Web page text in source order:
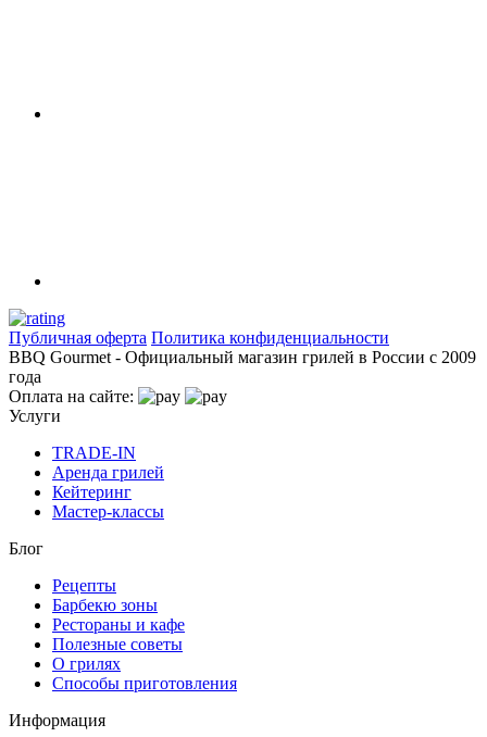
Публичная оферта Политика конфиденциальности
BBQ Gourmet - Официальный магазин грилей в России с 2009
года
Оплата на сайте:
Услуги
TRADE-IN
Аренда грилей
Кейтеринг
Мастер-классы
Блог
Рецепты
Барбекю зоны
Рестораны и кафе
Полезные советы
О грилях
Способы приготовления
Информация